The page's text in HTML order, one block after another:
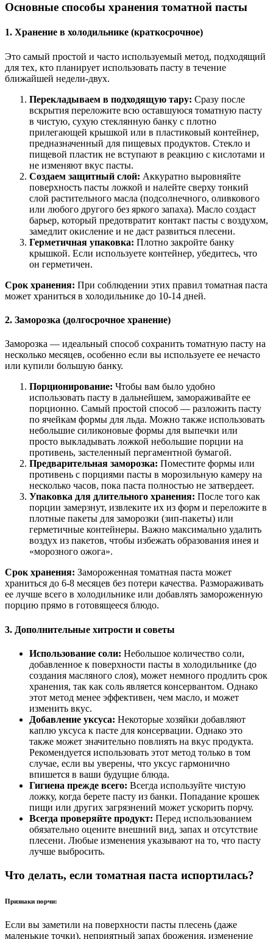
Основные способы хранения томатной пасты
1. Хранение в холодильнике (краткосрочное)
Это самый простой и часто используемый метод, подходящий
для тех, кто планирует использовать пасту в течение
ближайшей недели-двух.
Перекладываем в подходящую тару: Сразу после
вскрытия переложите всю оставшуюся томатную пасту
в чистую, сухую стеклянную банку с плотно
прилегающей крышкой или в пластиковый контейнер,
предназначенный для пищевых продуктов. Стекло и
пищевой пластик не вступают в реакцию с кислотами и
не изменяют вкус пасты.
Создаем защитный слой: Аккуратно выровняйте
поверхность пасты ложкой и налейте сверху тонкий
слой растительного масла (подсолнечного, оливкового
или любого другого без яркого запаха). Масло создаст
барьер, который предотвратит контакт пасты с воздухом,
замедлит окисление и не даст развиться плесени.
Герметичная упаковка: Плотно закройте банку
крышкой. Если используете контейнер, убедитесь, что
он герметичен.
Срок хранения: При соблюдении этих правил томатная паста
может храниться в холодильнике до 10-14 дней.
2. Заморозка (долгосрочное хранение)
Заморозка — идеальный способ сохранить томатную пасту на
несколько месяцев, особенно если вы используете ее нечасто
или купили большую банку.
Порционирование: Чтобы вам было удобно
использовать пасту в дальнейшем, замораживайте ее
порционно. Самый простой способ — разложить пасту
по ячейкам формы для льда. Можно также использовать
небольшие силиконовые формы для выпечки или
просто выкладывать ложкой небольшие порции на
противень, застеленный пергаментной бумагой.
Предварительная заморозка: Поместите формы или
противень с порциями пасты в морозильную камеру на
несколько часов, пока паста полностью не затвердеет.
Упаковка для длительного хранения: После того как
порции замерзнут, извлеките их из форм и переложите в
плотные пакеты для заморозки (зип-пакеты) или
герметичные контейнеры. Важно максимально удалить
воздух из пакетов, чтобы избежать образования инея и
«морозного ожога».
Срок хранения: Замороженная томатная паста может
храниться до 6-8 месяцев без потери качества. Размораживать
ее лучше всего в холодильнике или добавлять замороженную
порцию прямо в готовящееся блюдо.
3. Дополнительные хитрости и советы
Использование соли: Небольшое количество соли,
добавленное к поверхности пасты в холодильнике (до
создания масляного слоя), может немного продлить срок
хранения, так как соль является консервантом. Однако
этот метод менее эффективен, чем масло, и может
изменить вкус.
Добавление уксуса: Некоторые хозяйки добавляют
каплю уксуса к пасте для консервации. Однако это
также может значительно повлиять на вкус продукта.
Рекомендуется использовать этот метод только в том
случае, если вы уверены, что уксус гармонично
впишется в ваши будущие блюда.
Гигиена прежде всего: Всегда используйте чистую
ложку, когда берете пасту из банки. Попадание крошек
пищи или других загрязнений может ускорить порчу.
Всегда проверяйте продукт: Перед использованием
обязательно оцените внешний вид, запах и отсутствие
плесени. Любые изменения указывают на то, что пасту
лучше выбросить.
Что делать, если томатная паста испортилась?
Признаки порчи:
Если вы заметили на поверхности пасты плесень (даже
маленькие точки), неприятный запах брожения, изменение